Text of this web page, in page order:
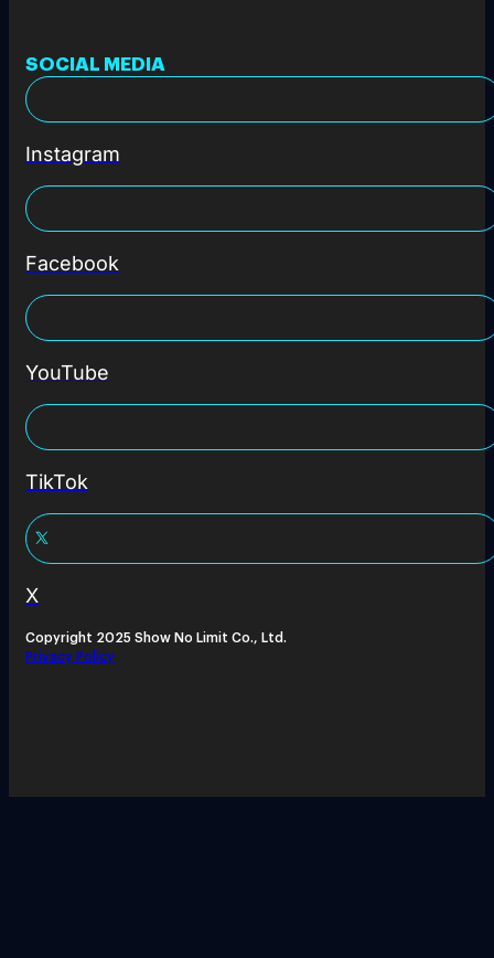
SOCIAL MEDIA
Instagram
Facebook
YouTube
TikTok
X
Copyright 2025 Show No Limit Co., Ltd.
Privacy Policy